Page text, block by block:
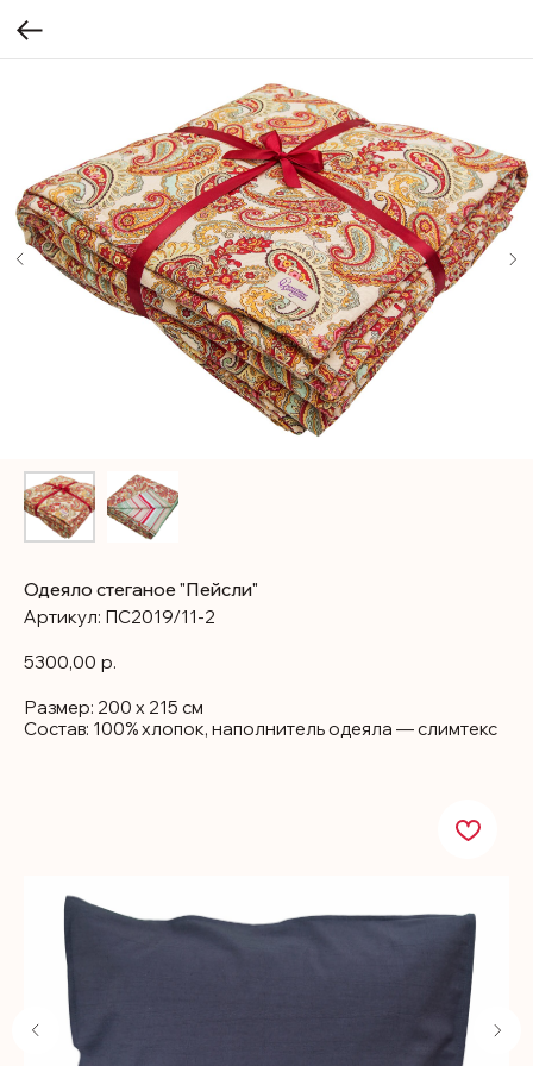
Одеяло стеганое "Пейсли"
Артикул: ПС2019/11-2
5300,00 р.
Размер: 200 х 215 см
Состав: 100% хлопок, наполнитель одеяла — слимтекс